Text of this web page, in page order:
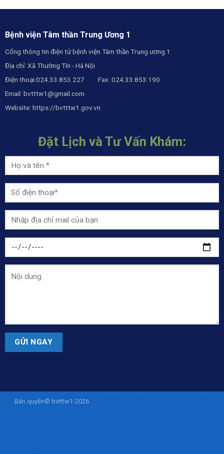
Bệnh viện Tâm thần Trung Ương 1
Cổng thông tin điện tử bệnh viện Tâm thần Trung ương 1
Địa chỉ: Xã Thường Tín - Hà Nội
Điện thoại:024.33.853.227 Fax: 024.33.853.190
Email: bvtttw1@gmail.com
Website: https://bvtttw1.gov.vn
Đặt Lịch và Tư Vấn Khám:
Bản quyền© bvtttw1-2026